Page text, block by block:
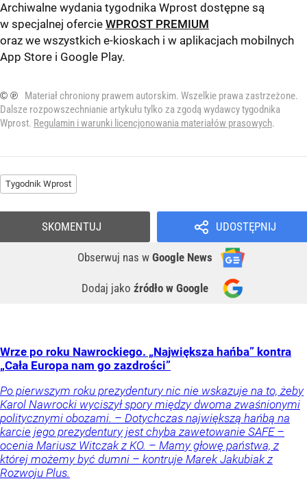
Archiwalne wydania tygodnika Wprost dostępne są
w specjalnej ofercie WPROST PREMIUM
oraz we wszystkich e-kioskach i w aplikacjach mobilnych
App Store i Google Play.
© ℗
Materiał chroniony prawem autorskim. Wszelkie prawa zastrzeżone.
Dalsze rozpowszechnianie artykułu tylko za zgodą wydawcy tygodnika
Wprost. Regulamin i warunki licencjonowania materiałów prasowych.
Tygodnik Wprost
UDOSTĘPNIJ
Obserwuj nas w Google News
Dodaj jako źródło w Google
SKOMENTUJ
Wrze po roku Nawrockiego. „Największa hańba” kontra
„Cała Europa nam go zazdrości”
Po pierwszym roku prezydentury nic nie wskazuje na to, żeby
Karol Nawrocki wyciszył spory między dwoma zwaśnionymi
politycznymi obozami. – Dotychczas największą hańbą na
karcie jego prezydentury jest chyba zawetowanie SAFE –
ocenia Mariusz Witczak z KO. – Mamy głowę państwa, z
której możemy być dumni – kontruje Marek Jakubiak z
Rozwoju Plus.